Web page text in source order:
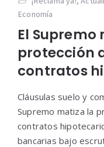
Economía
El
protección
contratos
Cláusulas suelo y
Supremo matiza la
contratos
bancarias bajo